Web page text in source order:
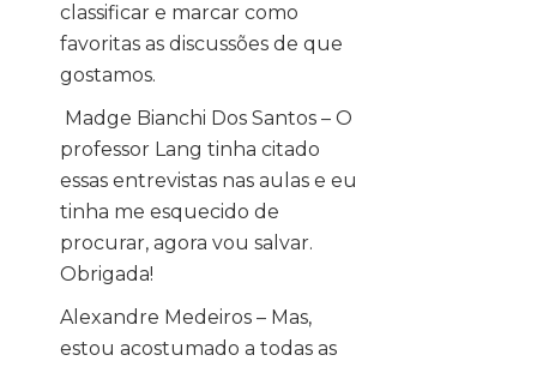
classificar e marcar como
favoritas as discussões de que
gostamos.
Madge Bianchi Dos Santos – O
professor Lang tinha citado
essas entrevistas nas aulas e eu
tinha me esquecido de
procurar, agora vou salvar.
Obrigada!
Alexandre Medeiros – Mas,
estou acostumado a todas as